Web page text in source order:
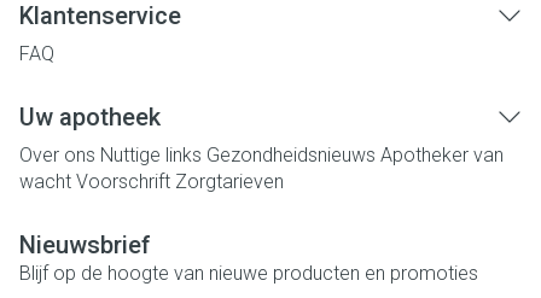
Klantenservice
FAQ
Uw apotheek
Over ons Nuttige links Gezondheidsnieuws Apotheker van
wacht Voorschrift Zorgtarieven
Nieuwsbrief
Blijf op de hoogte van nieuwe producten en promoties